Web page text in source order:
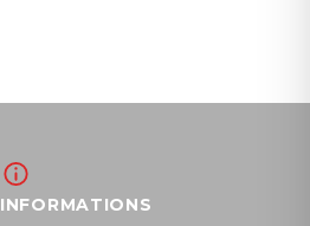
INFORMATIONS